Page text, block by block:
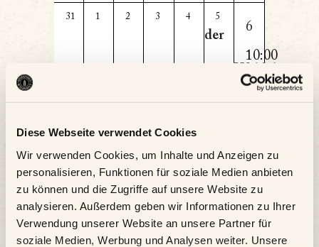
Diese Webseite verwendet Cookies
Wir verwenden Cookies, um Inhalte und Anzeigen zu
personalisieren, Funktionen für soziale Medien anbieten
zu können und die Zugriffe auf unsere Website zu
analysieren. Außerdem geben wir Informationen zu Ihrer
Verwendung unserer Website an unsere Partner für
soziale Medien, Werbung und Analysen weiter. Unsere
der
Philharmonie
0
31
01
0
2
0
Veranstaltungen,
3
0
Veranstaltungen,
4
0
Veranstaltungen,
5
1
6
10:00
-
14:00
(Brunch)
Kalender abonnieren